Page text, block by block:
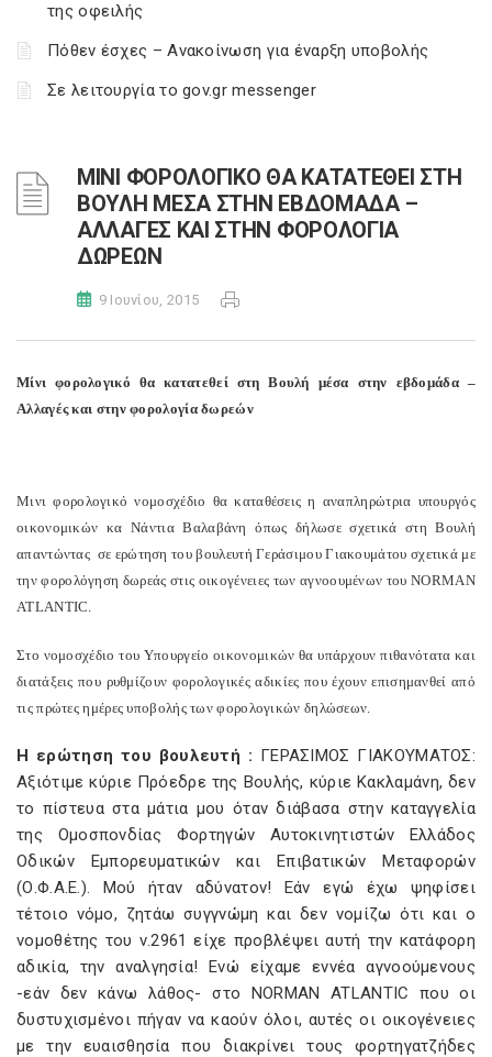
της οφειλής
Πόθεν έσχες – Ανακοίνωση για έναρξη υποβολής
Σε λειτουργία το gov.gr messenger
ΜΙΝΙ ΦΟΡΟΛΟΓΙΚΟ ΘΑ ΚΑΤΑΤΕΘΕΙ ΣΤΗ
ΒΟΥΛΗ ΜΕΣΑ ΣΤΗΝ ΕΒΔΟΜΑΔΑ –
ΑΛΛΑΓΕΣ ΚΑΙ ΣΤΗΝ ΦΟΡΟΛΟΓΙΑ
ΔΩΡΕΩΝ
9 Ιουνίου, 2015
Μίνι φορολογικό θα κατατεθεί στη Βουλή μέσα στην εβδομάδα –
Αλλαγές και στην φορολογία δωρεών
Μινι φορολογικό νομοσχέδιο θα καταθέσεις η αναπληρώτρια υπουργός
οικονομικών κα Νάντια Βαλαβάνη όπως δήλωσε σχετικά στη Βουλή
απαντώντας σε ερώτηση του βουλευτή Γεράσιμου Γιακουμάτου σχετικά με
την φορολόγηση δωρεάς στις οικογένειες των αγνοουμένων του NORMAN
ATLANTIC.
Στο νομοσχέδιο του Υπουργείο οικονομικών θα υπάρχουν πιθανότατα και
διατάξεις που ρυθμίζουν φορολογικές αδικίες που έχουν επισημανθεί από
τις πρώτες ημέρες υποβολής των φορολογικών δηλώσεων.
Η ερώτηση του βουλευτή : ΓΕΡΑΣΙΜΟΣ ΓΙΑΚΟΥΜΑΤΟΣ:
Αξιότιμε κύριε Πρόεδρε της Βουλής, κύριε Κακλαμάνη, δεν
το πίστευα στα μάτια μου όταν διάβασα στην καταγγελία
της Ομοσπονδίας Φορτηγών Αυτοκινητιστών Ελλάδος
Οδικών Εμπορευματικών και Επιβατικών Μεταφορών
(Ο.Φ.Α.Ε.). Μού ήταν αδύνατον! Εάν εγώ έχω ψηφίσει
τέτοιο νόμο, ζητάω συγγνώμη και δεν νομίζω ότι και ο
νομοθέτης του ν.2961 είχε προβλέψει αυτή την κατάφορη
αδικία, την αναλγησία! Ενώ είχαμε εννέα αγνοούμενους
-εάν δεν κάνω λάθος- στο NORMAN ATLANTIC που οι
δυστυχισμένοι πήγαν να καούν όλοι, αυτές οι οικογένειες
με την ευαισθησία που διακρίνει τους φορτηγατζήδες